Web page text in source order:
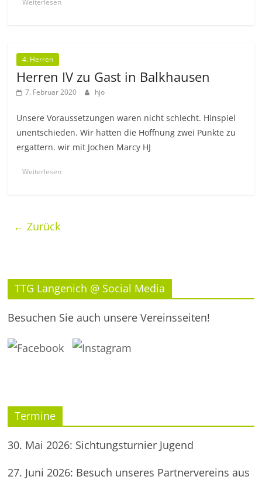
Weiterlesen
4. Herren
Herren IV zu Gast in Balkhausen
7. Februar 2020 hjo
Unsere Voraussetzungen waren nicht schlecht. Hinspiel
unentschieden. Wir hatten die Hoffnung zwei Punkte zu
ergattern. wir mit Jochen Marcy HJ
Weiterlesen
← Zurück
TTG Langenich @ Social Media
Besuchen Sie auch unsere Vereinsseiten!
Termine
30. Mai 2026: Sichtungsturnier Jugend
27. Juni 2026: Besuch unseres Partnervereins aus